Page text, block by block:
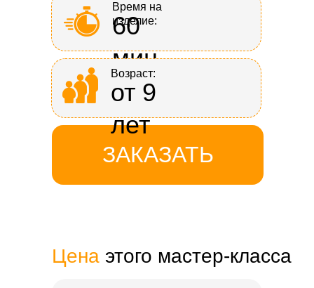
ЗАКАЗАТЬ
60
мин
Время на
изделие:
от 9
лет
Возраст:
Цена этого мастер-класса